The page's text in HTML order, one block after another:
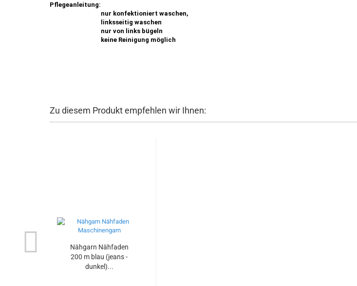
Pflegeanleitung:
nur konfektioniert waschen,
linksseitig waschen
nur von links bügeln
keine Reinigung möglich
Zu diesem Produkt empfehlen wir Ihnen:
Nähgarn Nähfaden
200 m blau (jeans -
dunkel)...